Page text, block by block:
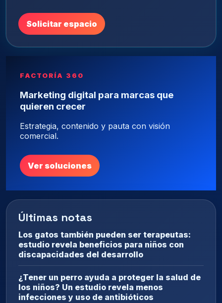
Solicitar espacio
FACTORÍA 360
Marketing digital para marcas que
quieren crecer
Estrategia, contenido y pauta con visión
comercial.
Ver soluciones
Últimas notas
Los gatos también pueden ser terapeutas:
estudio revela beneficios para niños con
discapacidades del desarrollo
¿Tener un perro ayuda a proteger la salud de
los niños? Un estudio revela menos
infecciones y uso de antibióticos